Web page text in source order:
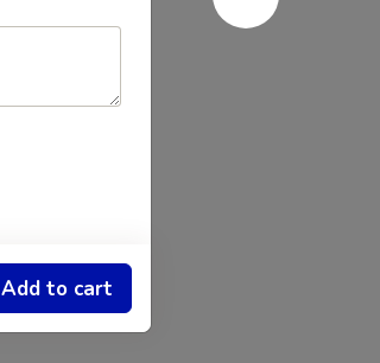
Add to cart